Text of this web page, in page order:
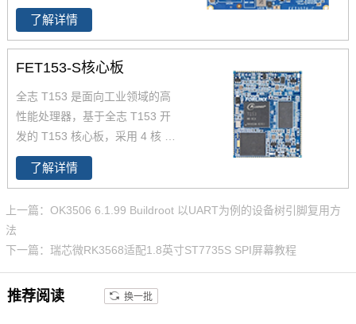
积小巧，便于嵌入到您的产品
中。
RK3576核心板以其卓越的性
能、低功耗和稳定性，成为工
业、AIoT、边缘计算、智能移动
终端等领域的理想选择。无论是
板、RK3576高性能核心板
了解详情
FET153-S核心板
全志 T153 是面向工业领域的高
性能处理器， 基于全志 T153 开
发的 T153 核心板， 采用 4 核 C
ortex-A7+64 位 RISC-V 异构架
构，主频达 1.6GHz（A7）+600
处理与实时控制需求。原生支持
3 路 GMAC 千兆以太网、2 路 C
AN-FD、LocalBus 并行总线，接
口资源丰富，cpu引脚全引出，
适配多设备连接。核心板采用 10
了解详情
上一篇：OK3506 6.1.99 Buildroot 以UART为例的设备树引脚复用方
法
下一篇：瑞芯微RK3568适配1.8英寸ST7735S SPI屏幕教程
推荐阅读 换一批